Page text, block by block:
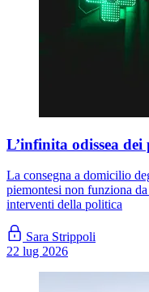
L’infinita odissea
La consegna a domicilio
piemontesi non funziona
interventi della politica
Sara Strippoli
22 lug 2026